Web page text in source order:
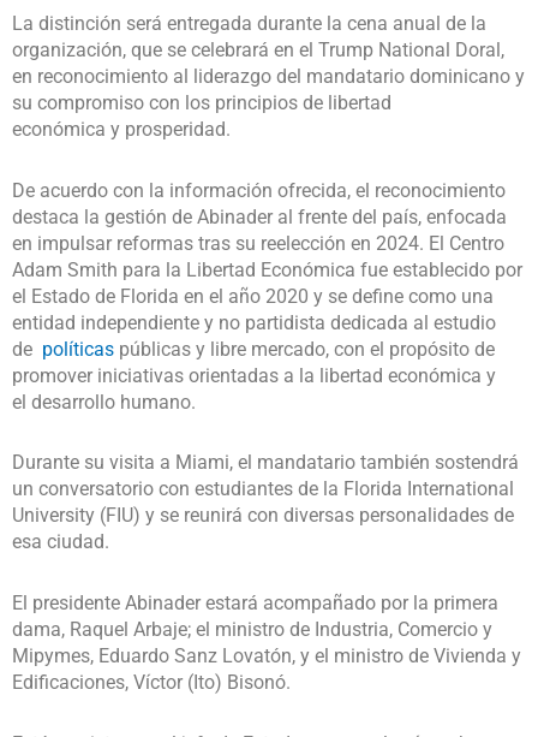
La distinción será entregada durante la cena anual de la
organización, que se celebrará en el Trump National Doral,
en reconocimiento al liderazgo del mandatario dominicano y
su compromiso con los principios de libertad
económica y prosperidad.
De acuerdo con la información ofrecida, el reconocimiento
destaca la gestión de Abinader al frente del país, enfocada
en impulsar reformas tras su reelección en 2024. El Centro
Adam Smith para la Libertad Económica fue establecido por
el Estado de Florida en el año 2020 y se define como una
entidad independiente y no partidista dedicada al estudio
de políticas públicas y libre mercado, con el propósito de
promover iniciativas orientadas a la libertad económica y
el desarrollo humano.
Durante su visita a Miami, el mandatario también sostendrá
un conversatorio con estudiantes de la Florida International
University (FIU) y se reunirá con diversas personalidades de
esa ciudad.
El presidente Abinader estará acompañado por la primera
dama, Raquel Arbaje; el ministro de Industria, Comercio y
Mipymes, Eduardo Sanz Lovatón, y el ministro de Vivienda y
Edificaciones, Víctor (Ito) Bisonó.